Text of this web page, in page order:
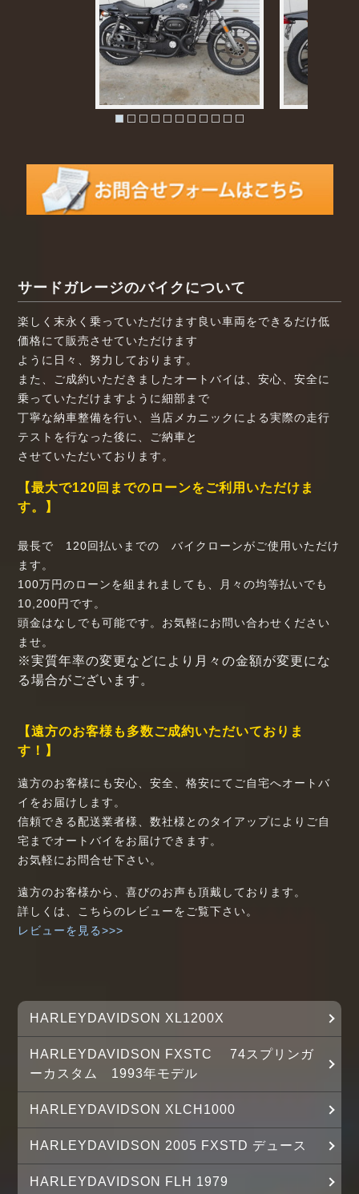
サードガレージのバイクについて
楽しく末永く乗っていただけます良い車両をできるだけ低
価格にて販売させていただけます
ように日々、努力しております。
また、ご成約いただきましたオートバイは、安心、安全に
乗っていただけますように細部まで
丁寧な納車整備を行い、当店メカニックによる実際の走行
テストを行なった後に、ご納車と
させていただいております。
【最大で120回までのローンをご利用いただけま
す。】
最長で 120回払いまでの バイクローンがご使用いただけ
ます。
100万円のローンを組まれましても、月々の均等払いでも
10,200円です。
頭金はなしでも可能です。お気軽にお問い合わせください
ませ。
※実質年率の変更などにより月々の金額が変更にな
る場合がございます。
【遠方のお客様も多数ご成約いただいておりま
す！】
遠方のお客様にも安心、安全、格安にてご自宅へオートバ
イをお届けします。
信頼できる配送業者様、数社様とのタイアップによりご自
宅までオートバイをお届けできます。
お気軽にお問合せ下さい。
遠方のお客様から、喜びのお声も頂戴しております。
詳しくは、こちらのレビューをご覧下さい。
レビューを見る>>>
HARLEYDAVIDSON XL1200X
HARLEYDAVIDSON FXSTC 74スプリンガ
ーカスタム 1993年モデル
HARLEYDAVIDSON XLCH1000
HARLEYDAVIDSON 2005 FXSTD デュース
HARLEYDAVIDSON FLH 1979